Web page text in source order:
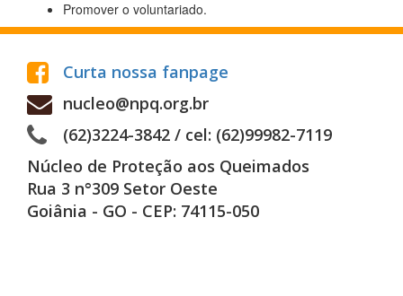
Promover o voluntariado.
Curta nossa fanpage
nucleo@npq.org.br
(62)3224-3842 / cel: (62)99982-7119
Núcleo de Proteção aos Queimados
Rua 3 n°309 Setor Oeste
Goiânia - GO - CEP: 74115-050